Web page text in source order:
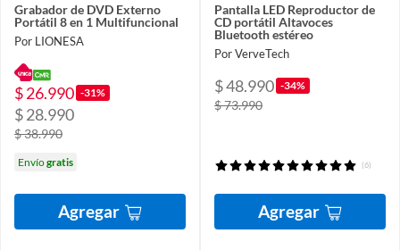
Grabador de DVD Externo
Portátil 8 en 1 Multifuncional
Por LIONESA
$ 26.990 -31%
$ 28.990
$ 38.990
Envíogratis
Agregar
Pantalla LED Reproductor de
CD portátil Altavoces
Bluetooth estéreo
Por VerveTech
$ 48.990 -34%
$ 73.990
(6)
Agregar